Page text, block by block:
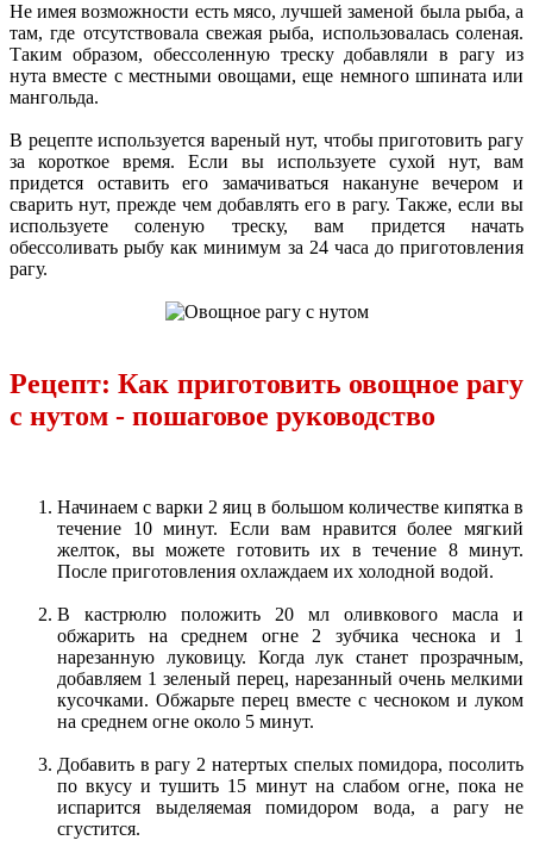
Не имея возможности есть мясо, лучшей заменой была рыба, а
там, где отсутствовала свежая рыба, использовалась соленая.
Таким образом, обессоленную треску добавляли в рагу из
нута вместе с местными овощами, еще немного шпината или
мангольда.
В рецепте используется вареный нут, чтобы приготовить рагу
за короткое время. Если вы используете сухой нут, вам
придется оставить его замачиваться накануне вечером и
сварить нут, прежде чем добавлять его в рагу. Также, если вы
используете соленую треску, вам придется начать
обессоливать рыбу как минимум за 24 часа до приготовления
рагу.
Рецепт: Как приготовить овощное рагу
с нутом - пошаговое руководство
Начинаем с варки 2 яиц в большом количестве кипятка в
течение 10 минут. Если вам нравится более мягкий
желток, вы можете готовить их в течение 8 минут.
После приготовления охлаждаем их холодной водой.
В кастрюлю положить 20 мл оливкового масла и
обжарить на среднем огне 2 зубчика чеснока и 1
нарезанную луковицу. Когда лук станет прозрачным,
добавляем 1 зеленый перец, нарезанный очень мелкими
кусочками. Обжарьте перец вместе с чесноком и луком
на среднем огне около 5 минут.
Добавить в рагу 2 натертых спелых помидора, посолить
по вкусу и тушить 15 минут на слабом огне, пока не
испарится выделяемая помидором вода, а рагу не
сгустится.